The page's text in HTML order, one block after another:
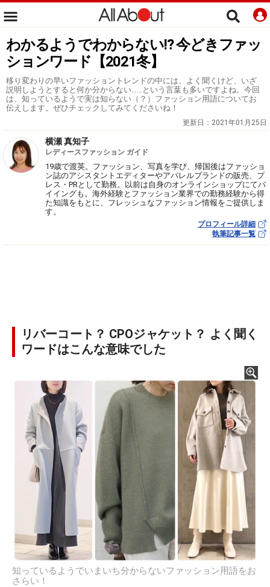
わかるようでわからない!? 今どきファッ
ションワード【2021冬】
移り変わりの早いファッショントレンドの中には、よく聞くけど、いざ
説明しようとすると何か分からない……という言葉も多いですよね。今回
は、知っているようで実は知らない（？）ファッション用語についてお
伝えします。ぜひチェックしてみてくださいね！
更新日： 2021年01月25日
横瀬 真知子
レディースファッション ガイド
19歳で渡英。ファッション、写真を学び、帰国後はファッショ
ン誌のアシスタントエディターやアパレルブランドの販売、プ
レス・PRとして勤務。以前は自身のオンラインショップにてバ
イイングも。海外経験とファッション業界での勤務経験から得
た知識をもとに、フレッシュなファッション情報をご提供しま
す。
プロフィール詳細
執筆記事一覧
リバーコート？ CPOジャケット？ よく聞く
ワードはこんな意味でした
知っているようでいまいち分からないファッション用語をお
さらい！